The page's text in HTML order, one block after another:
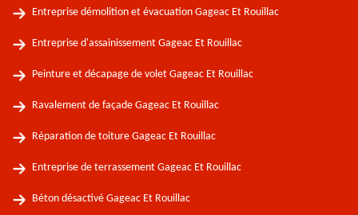
Entreprise démolition et évacuation Gageac Et Rouillac
Entreprise d'assainissement Gageac Et Rouillac
Peinture et décapage de volet Gageac Et Rouillac
Ravalement de façade Gageac Et Rouillac
Réparation de toiture Gageac Et Rouillac
Entreprise de terrassement Gageac Et Rouillac
Béton désactivé Gageac Et Rouillac